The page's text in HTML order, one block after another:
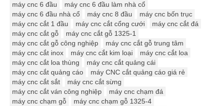
máy cnc 6 đầu
máy cnc 6 đầu làm nhà cổ
máy cnc 6 đầu nhà cổ
máy cnc 8 đầu
máy cnc bốn trục
máy cnc cắt 1 đầu
máy cnc cắt cổng cưới
máy cnc cắt đá
máy cnc cắt gỗ
máy cnc cắt gỗ 1325-1
máy cnc cắt gỗ công nghiệp
máy cnc cắt gỗ trung tâm
máy cnc cắt inox
máy cnc cắt kim loại
máy cnc cắt loa
máy cnc cắt loa thùng
máy cnc cắt quảng cái
máy cnc cắt quảng cáo
máy CNC cắt quảng cáo giá rẻ
máy cnc cắt sắt
máy cnc cắt sừng
máy cnc cắt ván công nghiệp
máy cnc chạm đá
máy cnc chạm gỗ
máy cnc chạm gỗ 1325-4